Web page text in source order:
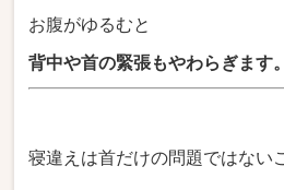
お腹がゆるむと
背中や首の緊張もやわらぎます。
寝違えは首だけの問題ではない